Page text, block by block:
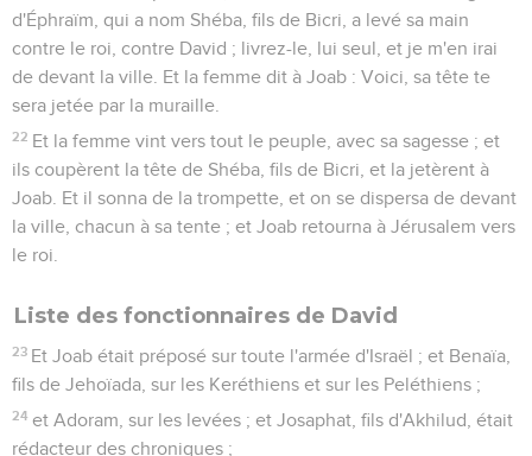
d'Éphraïm, qui a nom Shéba, fils de Bicri, a levé sa main
contre le roi, contre David ; livrez-le, lui seul, et je m'en irai
de devant la ville. Et la femme dit à Joab : Voici, sa tête te
sera jetée par la muraille.
22 Et la femme vint vers tout le peuple, avec sa sagesse ; et
ils coupèrent la tête de Shéba, fils de Bicri, et la jetèrent à
Joab. Et il sonna de la trompette, et on se dispersa de devant
la ville, chacun à sa tente ; et Joab retourna à Jérusalem vers
le roi.
Liste des fonctionnaires de David
23 Et Joab était préposé sur toute l'armée d'Israël ; et Benaïa,
fils de Jehoïada, sur les Keréthiens et sur les Peléthiens ;
24 et Adoram, sur les levées ; et Josaphat, fils d'Akhilud, était
rédacteur des chroniques ;